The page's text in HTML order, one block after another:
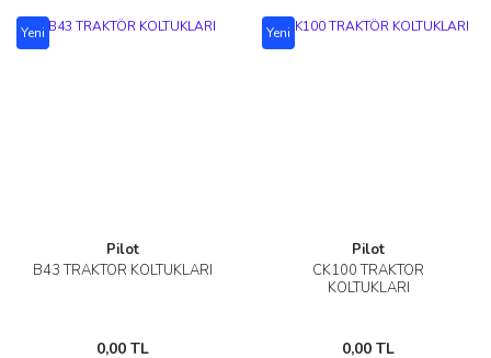
Yeni
Pilot
B43 TRAKTÖR KOLTUKLARI
0,00 TL
Yeni
Pilot
CK100 TRAKTÖR
KOLTUKLARI
0,00 TL